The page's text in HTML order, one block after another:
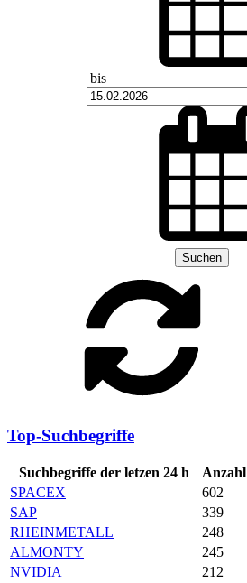
bis
Suchen
Top-Suchbegriffe
Suchbegriffe der letzen 24 h
Anzahl
SPACEX
602
SAP
339
RHEINMETALL
248
ALMONTY
245
NVIDIA
212